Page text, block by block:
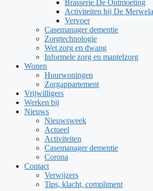
Brasserie De Ontmoeting
Activiteiten bij De
Vervoer
Casemanager dementie
Zorgtechnologie
Wet zorg en dwang
Informele zorg en mantelzorg
Wonen
Huurwoningen
Zorgappartement
Vrijwilligers
Werken bij
Nieuws
Nieuwsweek
Actueel
Activiteiten
Casemanager dementie
Corona
Contact
Verwijzers
Tips, klacht, compliment